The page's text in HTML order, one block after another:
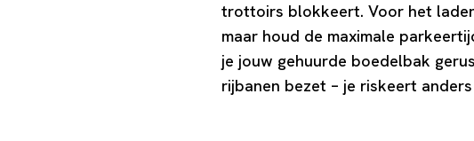
trottoirs blokkeert. Voor het
maar houd de maximale
je jouw gehuurde boedelbak
rijbanen bezet – je riskeert